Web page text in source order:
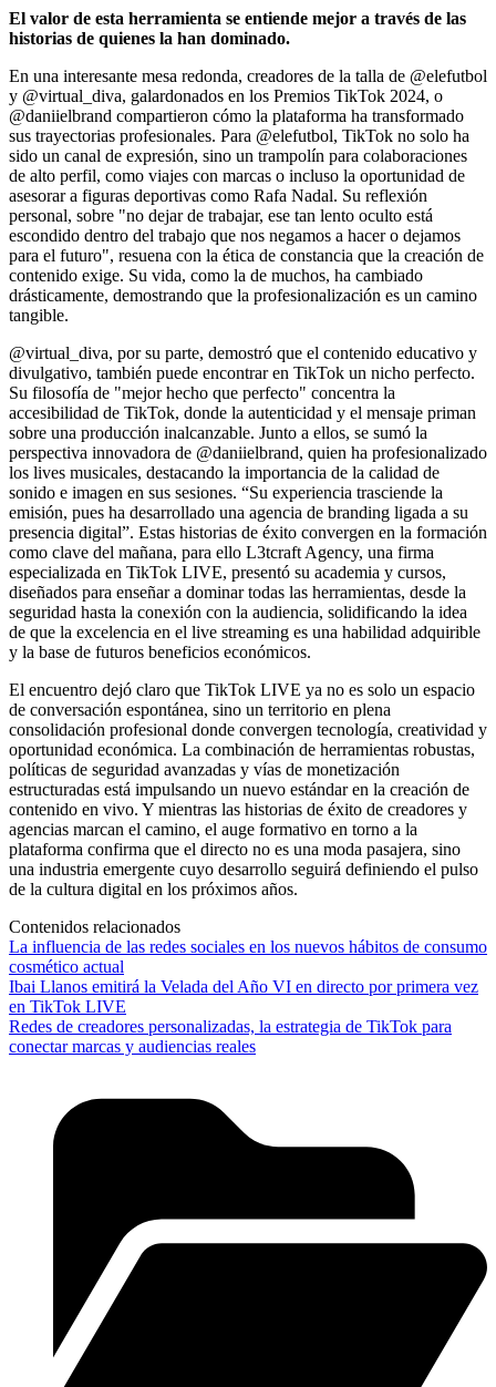
El valor de esta herramienta se entiende mejor a través de las
historias de quienes la han dominado.
En una interesante mesa redonda, creadores de la talla de @elefutbol
y @virtual_diva, galardonados en los Premios TikTok 2024, o
@daniielbrand compartieron cómo la plataforma ha transformado
sus trayectorias profesionales. Para @elefutbol, TikTok no solo ha
sido un canal de expresión, sino un trampolín para colaboraciones
de alto perfil, como viajes con marcas o incluso la oportunidad de
asesorar a figuras deportivas como Rafa Nadal. Su reflexión
personal, sobre "no dejar de trabajar, ese tan lento oculto está
escondido dentro del trabajo que nos negamos a hacer o dejamos
para el futuro", resuena con la ética de constancia que la creación de
contenido exige. Su vida, como la de muchos, ha cambiado
drásticamente, demostrando que la profesionalización es un camino
tangible.
@virtual_diva, por su parte, demostró que el contenido educativo y
divulgativo, también puede encontrar en TikTok un nicho perfecto.
Su filosofía de "mejor hecho que perfecto" concentra la
accesibilidad de TikTok, donde la autenticidad y el mensaje priman
sobre una producción inalcanzable. Junto a ellos, se sumó la
perspectiva innovadora de @daniielbrand, quien ha profesionalizado
los lives musicales, destacando la importancia de la calidad de
sonido e imagen en sus sesiones. “Su experiencia trasciende la
emisión, pues ha desarrollado una agencia de branding ligada a su
presencia digital”. Estas historias de éxito convergen en la formación
como clave del mañana, para ello L3tcraft Agency, una firma
especializada en TikTok LIVE, presentó su academia y cursos,
diseñados para enseñar a dominar todas las herramientas, desde la
seguridad hasta la conexión con la audiencia, solidificando la idea
de que la excelencia en el live streaming es una habilidad adquirible
y la base de futuros beneficios económicos.
El encuentro dejó claro que TikTok LIVE ya no es solo un espacio
de conversación espontánea, sino un territorio en plena
consolidación profesional donde convergen tecnología, creatividad y
oportunidad económica. La combinación de herramientas robustas,
políticas de seguridad avanzadas y vías de monetización
estructuradas está impulsando un nuevo estándar en la creación de
contenido en vivo. Y mientras las historias de éxito de creadores y
agencias marcan el camino, el auge formativo en torno a la
plataforma confirma que el directo no es una moda pasajera, sino
una industria emergente cuyo desarrollo seguirá definiendo el pulso
de la cultura digital en los próximos años.
Contenidos relacionados
La influencia de las redes sociales en los nuevos hábitos de consumo
cosmético actual
Ibai Llanos emitirá la Velada del Año VI en directo por primera vez
en TikTok LIVE
Redes de creadores personalizadas, la estrategia de TikTok para
conectar marcas y audiencias reales